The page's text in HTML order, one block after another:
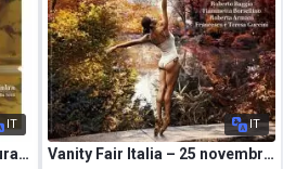
IT
Corriere della Sera La Lettura – 13 dicembre 2020
IT
Vanity Fair Italia – 25 novembre 2020